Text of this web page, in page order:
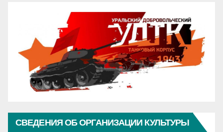
СВЕДЕНИЯ ОБ ОРГАНИЗАЦИИ КУЛЬТУРЫ